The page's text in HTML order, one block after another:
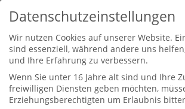
Datenschutzeinstellungen
Wir nutzen Cookies auf unserer Website.
sind essenziell, während andere uns
und Ihre Erfahrung zu verbessern.
Wenn Sie unter 16 Jahre alt sind und Ihre
freiwilligen Diensten geben möchten,
Erziehungsberechtigten um Erlaubnis